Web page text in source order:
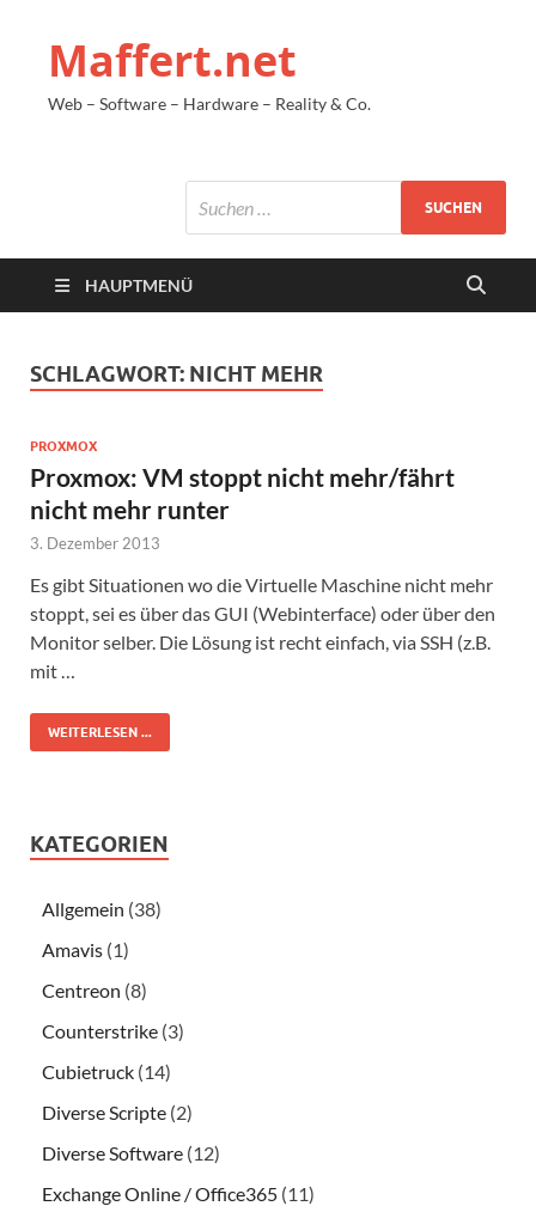
Maffert.net
Web – Software – Hardware – Reality & Co.
HAUPTMENÜ
SCHLAGWORT: NICHT MEHR
PROXMOX
Proxmox: VM stoppt nicht mehr/fährt
nicht mehr runter
3. Dezember 2013
Es gibt Situationen wo die Virtuelle Maschine nicht mehr
stoppt, sei es über das GUI (Webinterface) oder über den
Monitor selber. Die Lösung ist recht einfach, via SSH (z.B.
mit …
WEITERLESEN ...
KATEGORIEN
Allgemein (38)
Amavis (1)
Centreon (8)
Counterstrike (3)
Cubietruck (14)
Diverse Scripte (2)
Diverse Software (12)
Exchange Online / Office365 (11)